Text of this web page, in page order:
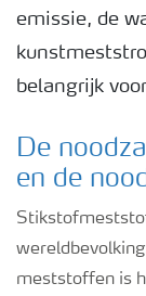
Meststoffen
emissie, de
belangrijk
De
en de
meststoffen is